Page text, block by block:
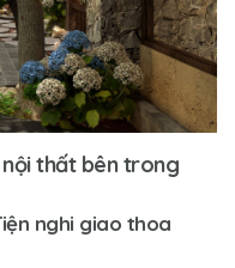
thất bên trong
nghi giao thoa